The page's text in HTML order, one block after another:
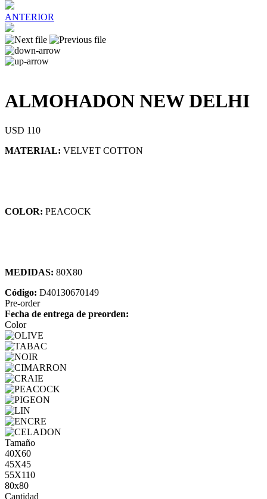
ANTERIOR
ALMOHADON NEW DELHI
USD 110
MATERIAL: VELVET COTTON
COLOR: PEACOCK
MEDIDAS: 80X80
Código: D40130670149
Pre-order
Fecha de entrega de preorden:
Color
Tamaño
40X60
45X45
55X110
80x80
Cantidad